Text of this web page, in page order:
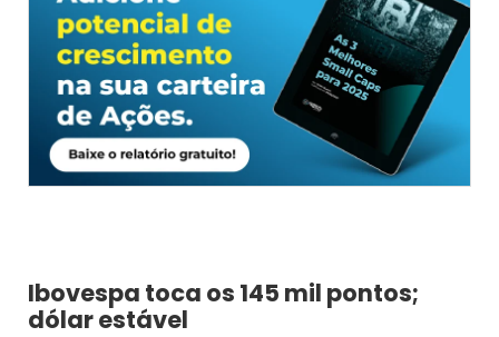
Ibovespa toca os 145 mil pontos;
dólar estável